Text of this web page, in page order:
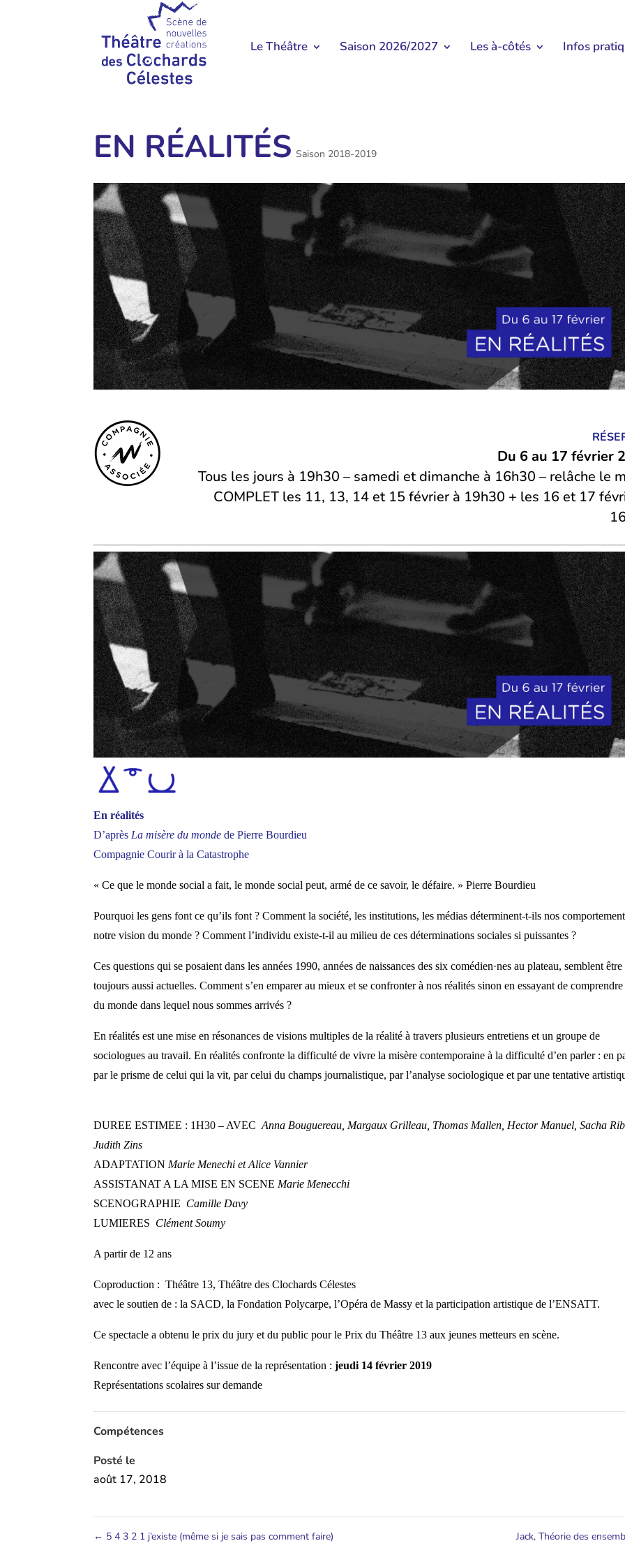
Le Théâtre Saison 2026/2027 Les à-côtés Infos
EN RÉALITÉS Saison 2018-2019
Du 6 au 17 février
Tous les jours à 19h30 – samedi et dimanche à 16h30 – relâche le
COMPLET les 11, 13, 14 et 15 février à 19h30 + les 16 et 17
En réalités
D’après La misère du monde de Pierre Bourdieu
Compagnie Courir à la Catastrophe
« Ce que le monde social a fait, le monde social peut, armé de ce savoir, le défaire. » Pierre Bourdieu
Pourquoi les gens font ce qu’ils font ? Comment la société, les institutions, les médias déterminent-t-ils nos
notre vision du monde ? Comment l’individu existe-t-il au milieu de ces déterminations sociales si puissantes ?
Ces questions qui se posaient dans les années 1990, années de naissances des six comédien·nes au plateau, semblent être
toujours aussi actuelles. Comment s’en emparer au mieux et se confronter à nos réalités sinon en essayant de comprendre
du monde dans lequel nous sommes arrivés ?
En réalités est une mise en résonances de visions multiples de la réalité à travers plusieurs entretiens et un groupe de
sociologues au travail. En réalités confronte la difficulté de vivre la misère contemporaine à la difficulté d’en parler : en
par le prisme de celui qui la vit, par celui du champs journalistique, par l’analyse sociologique et par une tentative
DUREE ESTIMEE : 1H30 – AVECAnna Bouguereau, Margaux Grilleau, Thomas Mallen, Hector Manuel, Sacha
Judith Zins
ADAPTATION Marie Menechi etAlice Vannier
ASSISTANAT A LA MISE EN SCENE Marie Menecchi
SCENOGRAPHIE Camille Davy
LUMIERES Clément Soumy
A partir de 12 ans
Coproduction : Théâtre 13, Théâtre des Clochards Célestes
avec le soutien de : la SACD, la Fondation Polycarpe, l’Opéra de Massy et la participation artistique de l’ENSATT.
Ce spectacle a obtenu le prix du jury et du public pour le Prix du Théâtre 13 aux jeunes metteurs en scène.
Rencontre avec l’équipe à l’issue de la représentation :jeudi 14 février 2019
Représentations scolaires sur demande
Compétences
Posté le
août 17, 2018
← 5 4 3 2 1 j’existe (même si je sais pas comment faire) Jack, Théorie des